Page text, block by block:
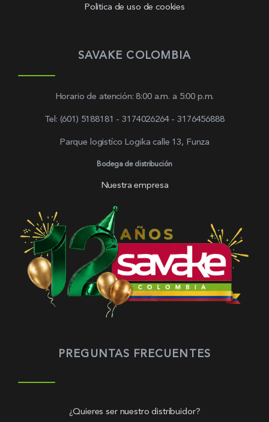
Politica de uso de cookies
SAVAKE COLOMBIA
Horario de atención: 8:00 a.m. a 5:00 p.m.
Tel: (601) 5188181 - 3174026264 - 3176456888
Parque logistíco Logika calle 13, Funza
Bodega de distribución
Nuestra empresa
PREGUNTAS FRECUENTES
¿Quieres ser nuestro distribuidor?